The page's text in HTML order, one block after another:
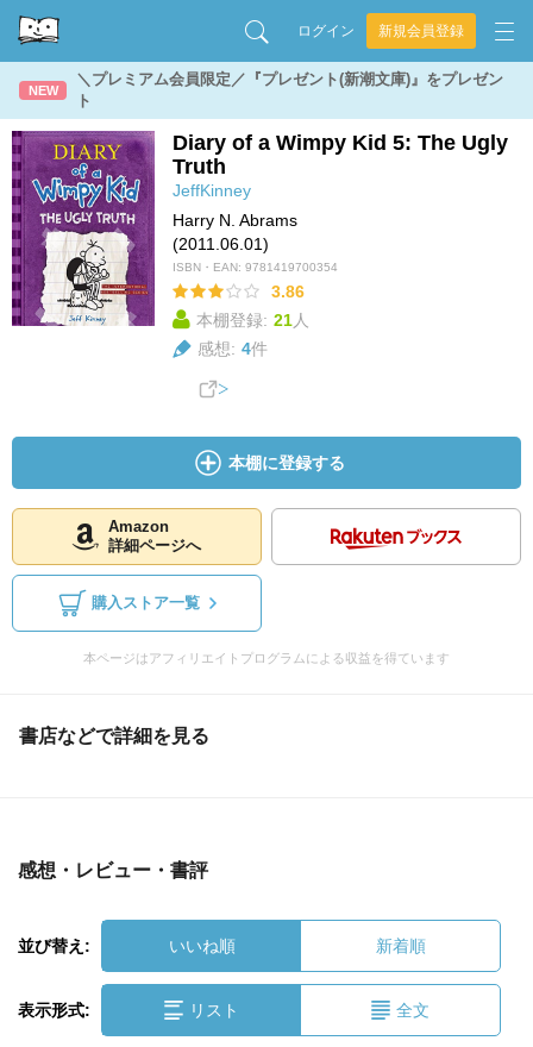
ログイン 新規会員登録
NEW
＼プレミアム会員限定／『プレゼント(新潮文庫)』をプレゼン
ト
Diary of a Wimpy Kid 5: The Ugly
Truth
JeffKinney
Harry N. Abrams
(2011.06.01)
ISBN・EAN: 9781419700354
3.86
本棚登録: 21人
感想: 4件
本棚に登録する
Amazon
詳細ページへ
購入ストア一覧
本ページはアフィリエイトプログラムによる収益を得ています
書店などで詳細を見る
感想・レビュー・書評
並び替え: いいね順 新着順
表示形式: リスト 全文